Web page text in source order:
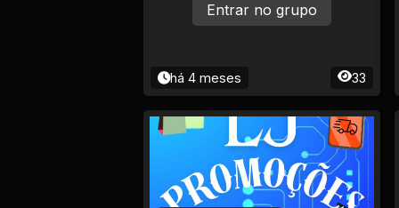
há 4 meses 33
Entrar no grupo